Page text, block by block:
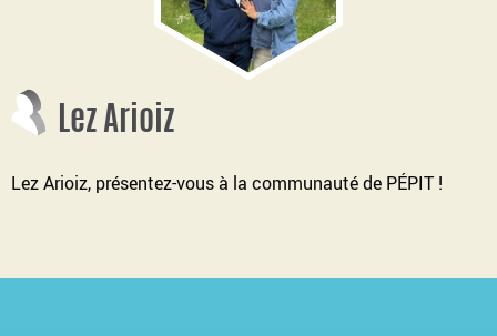
Lez Arioiz
Lez Arioiz, présentez-vous à la communauté de PÉPIT !